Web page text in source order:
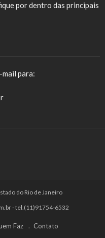
por dentro das principais
para:
do Rio de Janeiro
- tel.(11)91754-6532
Faz Contato